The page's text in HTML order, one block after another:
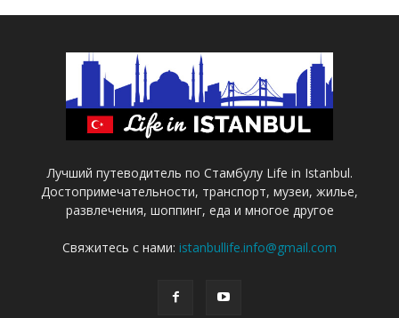
Лучший путеводитель по Стамбулу Life in Istanbul.
Достопримечательности, транспорт, музеи, жилье,
развлечения, шоппинг, еда и многое другое
Свяжитесь с нами: istanbullife.info@gmail.com